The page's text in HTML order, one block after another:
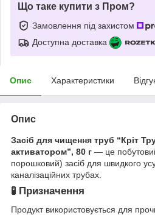
Що таке купити з Пром?
Замовлення під захистом
Доступна доставка
Опис Характеристики
Опис
Засіб для чищення труб “Кріт
активатором”, 80 г — це
порошковий) засіб для швидкого
каналізаційних трубах.
🧪 Призначення
Продукт використовується для